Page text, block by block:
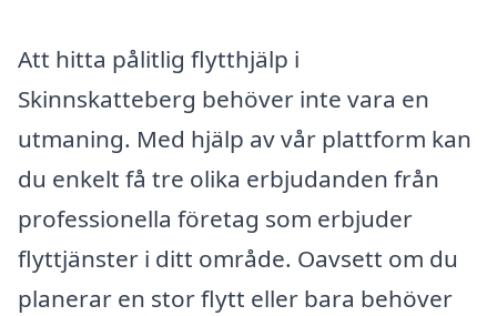
Att hitta pålitlig flytthjälp i
Skinnskatteberg behöver inte vara en
utmaning. Med hjälp av vår plattform kan
du enkelt få tre olika erbjudanden från
professionella företag som erbjuder
flyttjänster i ditt område. Oavsett om du
planerar en stor flytt eller bara behöver